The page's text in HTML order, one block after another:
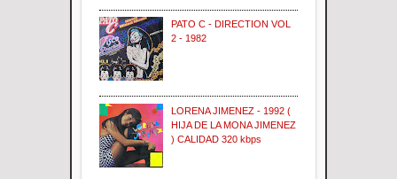
PATO C - DIRECTION VOL
2 - 1982
LORENA JIMENEZ - 1992 (
HIJA DE LA MONA JIMENEZ
) CALIDAD 320 kbps